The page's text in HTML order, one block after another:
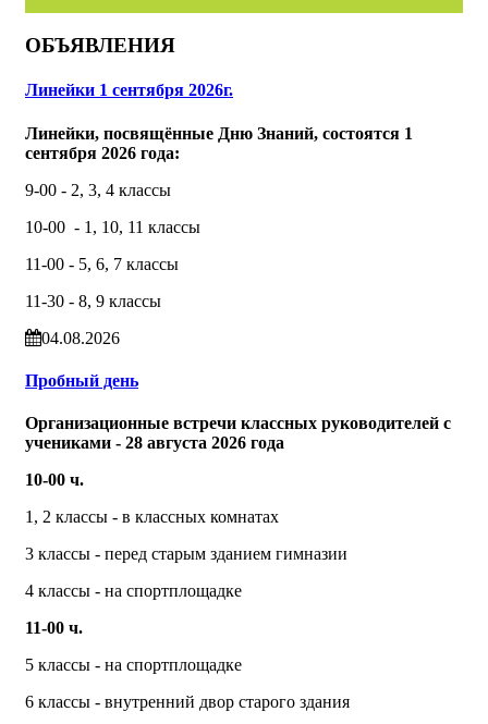
ОБЪЯВЛЕНИЯ
Линейки 1 сентября 2026г.
Линейки, посвящённые Дню Знаний, состоятся 1
сентября 2026 года:
9-00 - 2, 3, 4 классы
10-00 - 1, 10, 11 классы
11-00 - 5, 6, 7 классы
11-30 - 8, 9 классы
04.08.2026
Пробный день
Организационные встречи классных руководителей с
учениками - 28 августа 2026 года
10-00 ч.
1, 2 классы - в классных комнатах
3 классы - перед старым зданием гимназии
4 классы - на спортплощадке
11-00 ч.
5 классы - на спортплощадке
6 классы - внутренний двор старого здания